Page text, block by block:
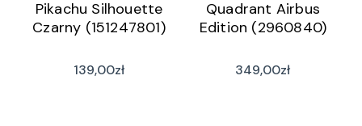
Pikachu Silhouette
Czarny (151247801)
139,00zł
Quadrant Airbus
Edition (2960840)
349,00zł